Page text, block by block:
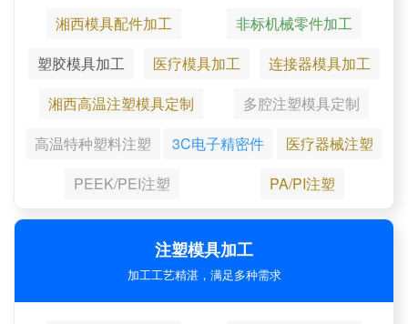
湘西模具配件加工
非标机械零件加工
塑胶模具加工
医疗模具加工
连接器模具加工
湘西高温注塑模具定制
多腔注塑模具定制
高温特种塑料注塑
3C电子精密件
医疗器械注塑
PEEK/PEI注塑
PA/PI注塑
注塑模具加工
加工工艺精湛，满足多种需求